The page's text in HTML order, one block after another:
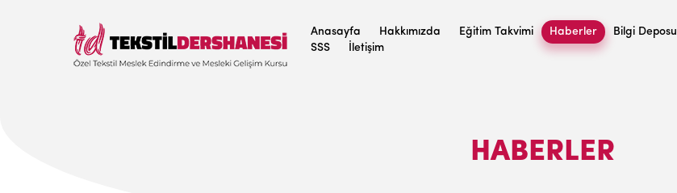
Anasayfa Hakkımızda Eğitim Takvimi Haberler Bilgi Deposu
SSS
İletişim
HABERLER